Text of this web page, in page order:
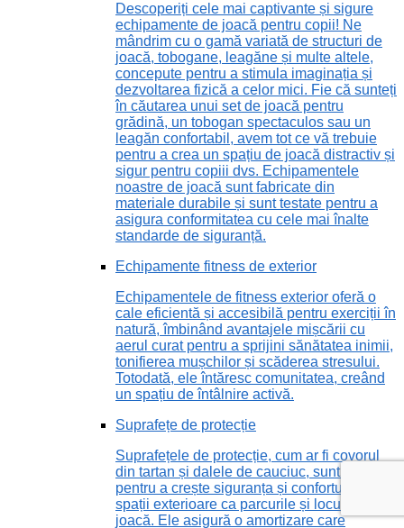
Descoperiți cele mai captivante și sigure
echipamente de joacă pentru copii! Ne
mândrim cu o gamă variată de structuri de
joacă, tobogane, leagăne și multe altele,
concepute pentru a stimula imaginația și
dezvoltarea fizică a celor mici. Fie că sunteți
în căutarea unui set de joacă pentru
grădină, un tobogan spectaculos sau un
leagăn confortabil, avem tot ce vă trebuie
pentru a crea un spațiu de joacă distractiv și
sigur pentru copiii dvs. Echipamentele
noastre de joacă sunt fabricate din
materiale durabile și sunt testate pentru a
asigura conformitatea cu cele mai înalte
standarde de siguranță.
Echipamente fitness de exterior
Echipamentele de fitness exterior oferă o
cale eficientă și accesibilă pentru exerciții în
natură, îmbinând avantajele mișcării cu
aerul curat pentru a sprijini sănătatea inimii,
tonifierea mușchilor și scăderea stresului.
Totodată, ele întăresc comunitatea, creând
un spațiu de întâlnire activă.
Suprafețe de protecție
Suprafețele de protecție, cum ar fi covorul
din tartan și dalele de cauciuc, sunt vitale
pentru a crește siguranța și confortul în
spații exterioare ca parcurile și locurile de
joacă. Ele asigură o amortizare care